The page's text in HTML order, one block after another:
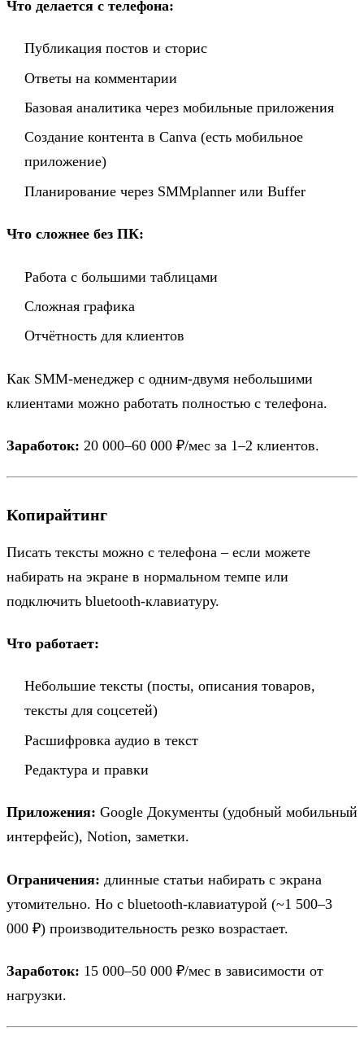
Что делается с телефона:
Публикация постов и сторис
Ответы на комментарии
Базовая аналитика через мобильные приложения
Создание контента в Canva (есть мобильное
приложение)
Планирование через SMMplanner или Buffer
Что сложнее без ПК:
Работа с большими таблицами
Сложная графика
Отчётность для клиентов
Как SMM-менеджер с одним-двумя небольшими
клиентами можно работать полностью с телефона.
Заработок: 20 000–60 000 ₽/мес за 1–2 клиентов.
Копирайтинг
Писать тексты можно с телефона – если можете
набирать на экране в нормальном темпе или
подключить bluetooth-клавиатуру.
Что работает:
Небольшие тексты (посты, описания товаров,
тексты для соцсетей)
Расшифровка аудио в текст
Редактура и правки
Приложения: Google Документы (удобный мобильный
интерфейс), Notion, заметки.
Ограничения: длинные статьи набирать с экрана
утомительно. Но с bluetooth-клавиатурой (~1 500–3
000 ₽) производительность резко возрастает.
Заработок: 15 000–50 000 ₽/мес в зависимости от
нагрузки.